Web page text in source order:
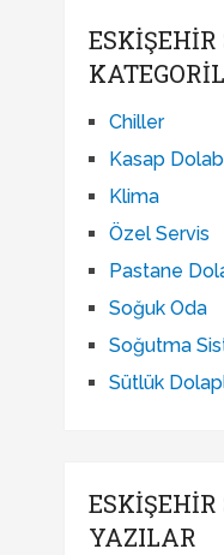
Chiller
Kasap
Klima
Özel Servis
Pastane
Soğuk Oda
Soğutma
Sütlük
YAZILAR